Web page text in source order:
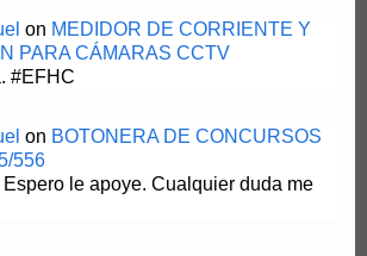
on MEDIDOR DE CORRIENTE Y
PARA CÁMARAS CCTV
#EFHC
on BOTONERA DE CONCURSOS
556
le apoye. Cualquier duda me